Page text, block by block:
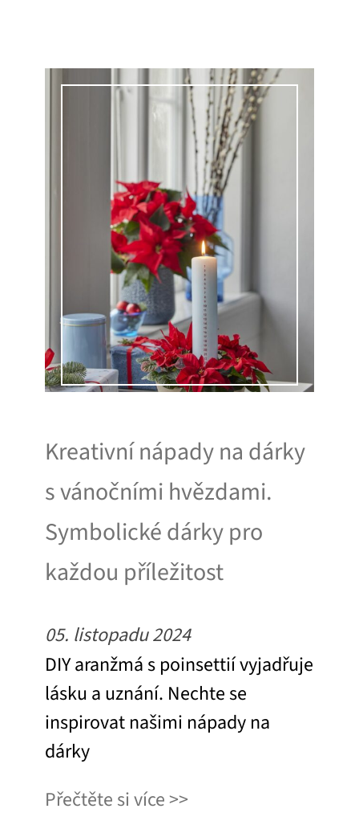
Kreativní nápady na dárky
s vánočními hvězdami.
Symbolické dárky pro
každou příležitost
05. listopadu 2024
DIY aranžmá s poinsettií vyjadřuje
lásku a uznání. Nechte se
inspirovat našimi nápady na
dárky
Přečtěte si více